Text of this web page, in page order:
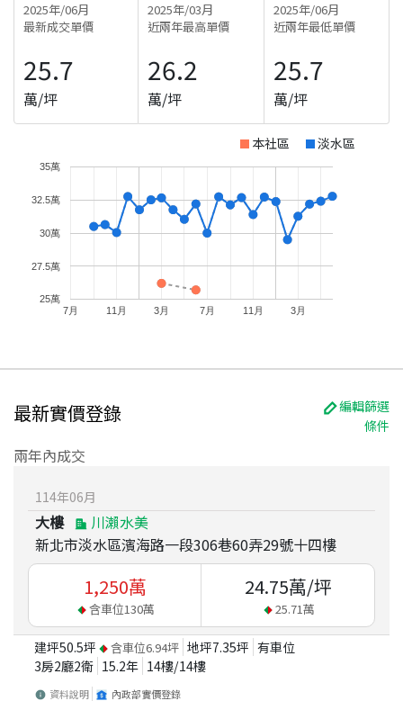
2025年/06月
最新成交單價
25.7
萬/坪
2025年/03月
近兩年最高單價
26.2
萬/坪
2025年/06月
近兩年最低單價
25.7
萬/坪
本社區 淡水區
7月 11月 3月 7月 11月 3月
25萬
27.5萬
30萬
32.5萬
35萬
最新實價登錄
編輯篩選
條件
兩年內成交
114年06月
大樓
川瀨水美
新北市淡水區濱海路一段306巷60弄29號十四樓
1,250萬
含車位130萬
24.75萬/坪
25.71萬
建坪50.5坪 含車位6.94坪 地坪7.35坪 有車位
3房2廳2衛 15.2年 14樓/14樓
資料說明 內政部實價登錄